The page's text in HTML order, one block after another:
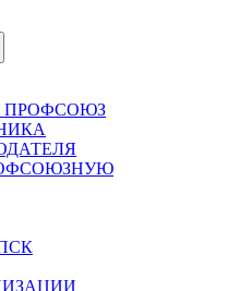
ПРОФСОЮЗ